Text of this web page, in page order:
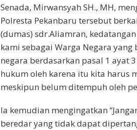
Senada, Mirwansyah SH., MH,
Polresta Pekanbaru tersebut
(dumas) sdr.Aliamran,
kami sebagai Warga Negara yang
negara berdasarkan pasal 1 ayat
hukum oleh karena itu kita harus
meskipun belum ditempuh oleh
Ia kemudian mengingatkan
beredar yang tidak dapat